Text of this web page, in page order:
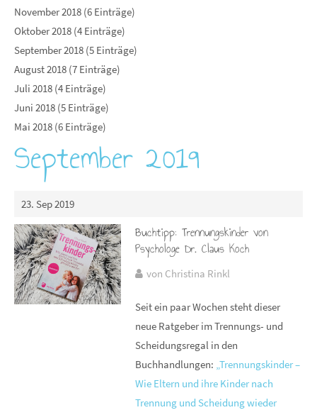
November 2018 (6 Einträge)
Oktober 2018 (4 Einträge)
September 2018 (5 Einträge)
August 2018 (7 Einträge)
Juli 2018 (4 Einträge)
Juni 2018 (5 Einträge)
Mai 2018 (6 Einträge)
September 2019
23. Sep 2019
Buchtipp: Trennungskinder von
Psychologe Dr. Claus Koch
von Christina Rinkl
Seit ein paar Wochen steht dieser
neue Ratgeber im Trennungs- und
Scheidungsregal in den
Buchhandlungen: „Trennungskinder –
Wie Eltern und ihre Kinder nach
Trennung und Scheidung wieder